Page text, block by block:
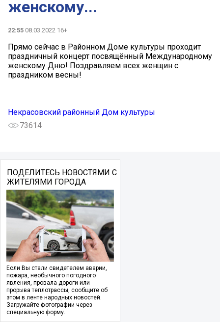
женскому...
22:55 08.03.2022 16+
Прямо сейчас в Районном Доме культуры проходит
праздничный концерт посвящённый Международному
женскому Дню! Поздравляем всех женщин с
праздником весны!
Некрасовский районный Дом культуры
73614
ПОДЕЛИТЕСЬ НОВОСТЯМИ С
ЖИТЕЛЯМИ ГОРОДА
Если Вы стали свидетелем аварии,
пожара, необычного погодного
явления, провала дороги или
прорыва теплотрассы, сообщите об
этом в ленте народных новостей.
Загружайте фотографии через
специальную форму.